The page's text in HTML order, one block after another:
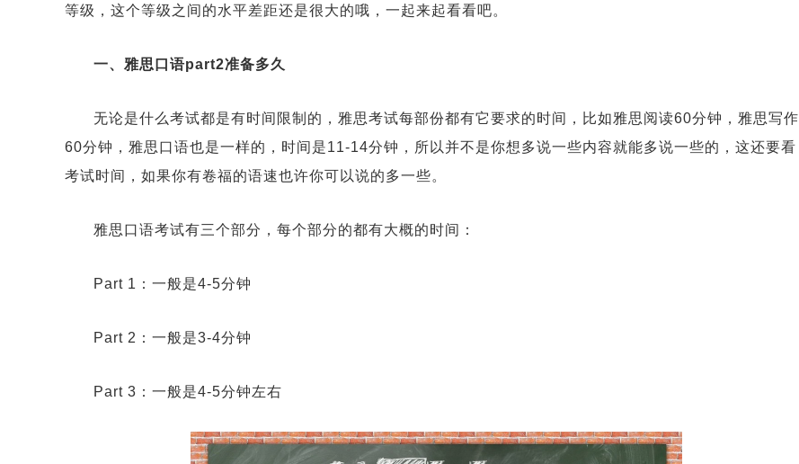
等级，这个等级之间的水平差距还是很大的哦，一起来起看看吧。
一、雅思口语part2准备多久
无论是什么考试都是有时间限制的，雅思考试每部份都有它要求的时间，比如雅思阅读60分钟，雅思写作
60分钟，雅思口语也是一样的，时间是11-14分钟，所以并不是你想多说一些内容就能多说一些的，这还要看
考试时间，如果你有卷福的语速也许你可以说的多一些。
雅思口语考试有三个部分，每个部分的都有大概的时间：
Part 1：一般是4-5分钟
Part 2：一般是3-4分钟
Part 3：一般是4-5分钟左右